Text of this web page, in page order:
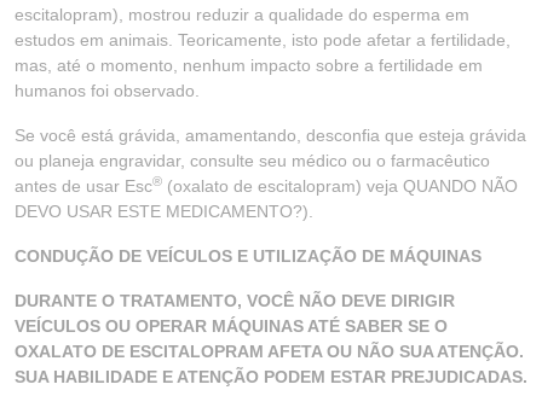
escitalopram), mostrou reduzir a qualidade do esperma em
estudos em animais. Teoricamente, isto pode afetar a fertilidade,
mas, até o momento, nenhum impacto sobre a fertilidade em
humanos foi observado.
Se você está grávida, amamentando, desconfia que esteja grávida
ou planeja engravidar, consulte seu médico ou o farmacêutico
antes de usar Esc® (oxalato de escitalopram) veja QUANDO NÃO
DEVO USAR ESTE MEDICAMENTO?).
CONDUÇÃO DE VEÍCULOS E UTILIZAÇÃO DE MÁQUINAS
DURANTE O TRATAMENTO, VOCÊ NÃO DEVE DIRIGIR
VEÍCULOS OU OPERAR MÁQUINAS ATÉ SABER SE O
OXALATO DE ESCITALOPRAM AFETA OU NÃO SUA ATENÇÃO.
SUA HABILIDADE E ATENÇÃO PODEM ESTAR PREJUDICADAS.